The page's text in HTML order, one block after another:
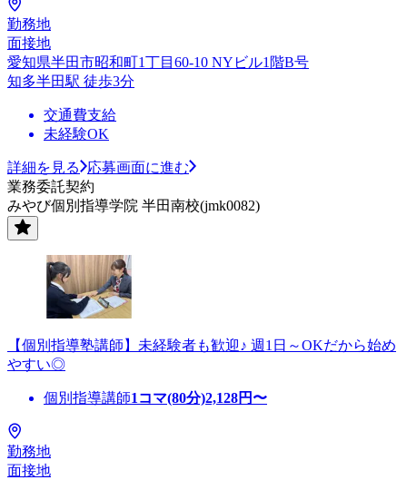
勤務地
面接地
愛知県半田市昭和町1丁目60-10 NYビル1階B号
知多半田駅 徒歩3分
交通費支給
未経験OK
詳細を見る
応募画面に進む
業務委託契約
みやび個別指導学院 半田南校(jmk0082)
【個別指導塾講師】未経験者も歓迎♪ 週1日～OKだから始め
やすい◎
個別指導講師1コマ(80分)2,128円〜
勤務地
面接地